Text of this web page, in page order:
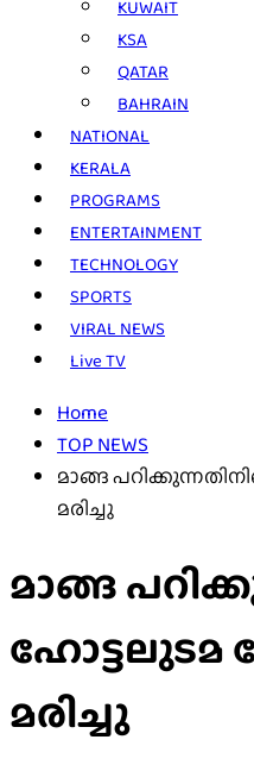
KUWAIT
KSA
QATAR
BAHRAIN
NATIONAL
KERALA
PROGRAMS
ENTERTAINMENT
TECHNOLOGY
SPORTS
VIRAL NEWS
Live TV
Home
TOP NEWS
മാങ്ങ
മരിച്ചു
മാങ്ങ
ഹോട്ടലുടമ
മരിച്ചു